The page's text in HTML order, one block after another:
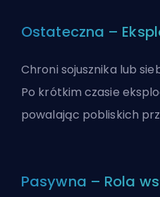
Ostateczna –
Chroni sojusznika lub
Po krótkim czasie
powalając pobliskich
Pasywna – Rola